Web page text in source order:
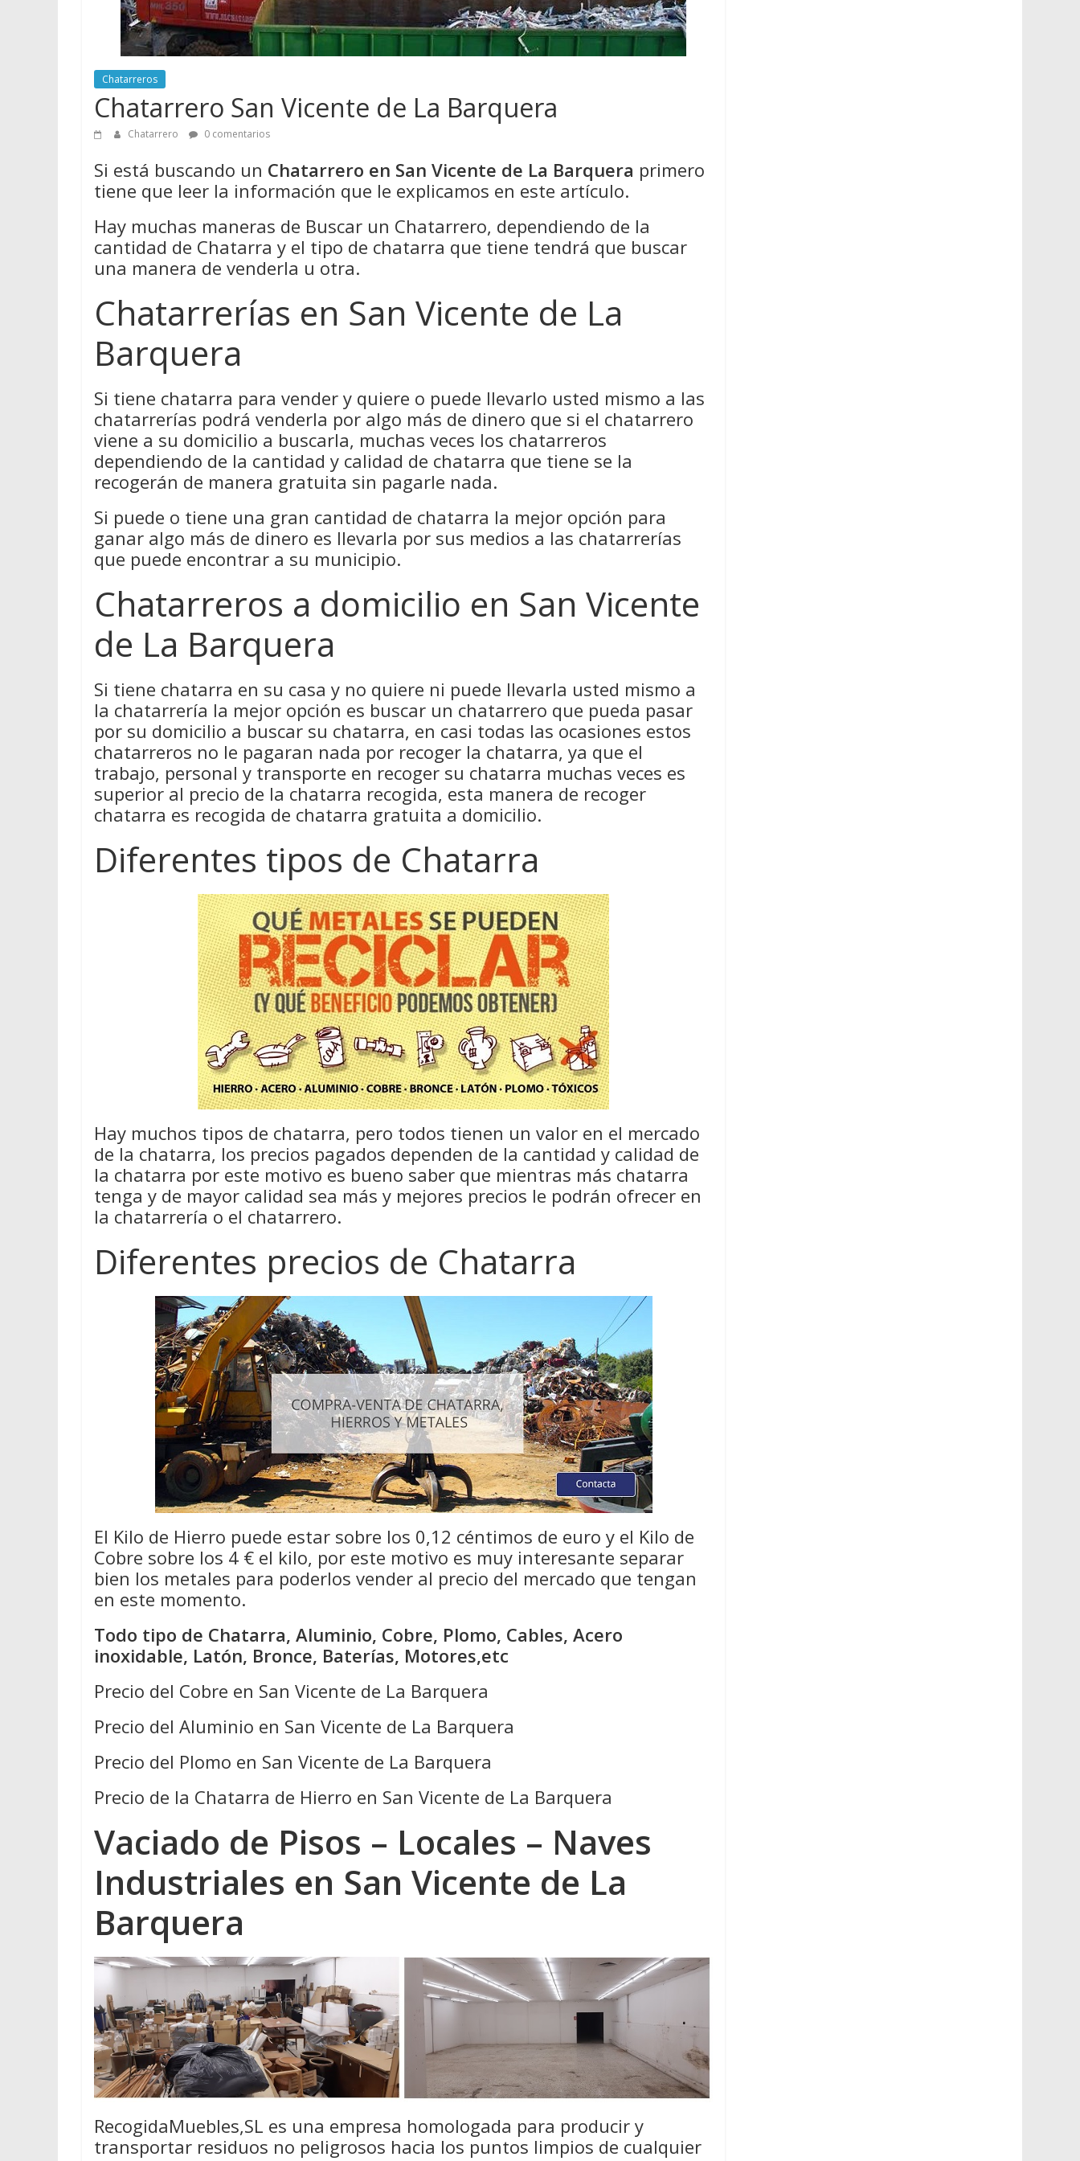
Chatarreros
Chatarrero San Vicente de La Barquera
Chatarrero 0 comentarios
Si está buscando un Chatarrero en San Vicente de La Barquera primero
tiene que leer la información que le explicamos en este artículo.
Hay muchas maneras de Buscar un Chatarrero, dependiendo de la
cantidad de Chatarra y el tipo de chatarra que tiene tendrá que buscar
una manera de venderla u otra.
Chatarrerías en San Vicente de La
Barquera
Si tiene chatarra para vender y quiere o puede llevarlo usted mismo a las
chatarrerías podrá venderla por algo más de dinero que si el chatarrero
viene a su domicilio a buscarla, muchas veces los chatarreros
dependiendo de la cantidad y calidad de chatarra que tiene se la
recogerán de manera gratuita sin pagarle nada.
Si puede o tiene una gran cantidad de chatarra la mejor opción para
ganar algo más de dinero es llevarla por sus medios a las chatarrerías
que puede encontrar a su municipio.
Chatarreros a domicilio en San Vicente
de La Barquera
Si tiene chatarra en su casa y no quiere ni puede llevarla usted mismo a
la chatarrería la mejor opción es buscar un chatarrero que pueda pasar
por su domicilio a buscar su chatarra, en casi todas las ocasiones estos
chatarreros no le pagaran nada por recoger la chatarra, ya que el
trabajo, personal y transporte en recoger su chatarra muchas veces es
superior al precio de la chatarra recogida, esta manera de recoger
chatarra es recogida de chatarra gratuita a domicilio.
Diferentes tipos de Chatarra
Hay muchos tipos de chatarra, pero todos tienen un valor en el mercado
de la chatarra, los precios pagados dependen de la cantidad y calidad de
la chatarra por este motivo es bueno saber que mientras más chatarra
tenga y de mayor calidad sea más y mejores precios le podrán ofrecer en
la chatarrería o el chatarrero.
Diferentes precios de Chatarra
El Kilo de Hierro puede estar sobre los 0,12 céntimos de euro y el Kilo de
Cobre sobre los 4 € el kilo, por este motivo es muy interesante separar
bien los metales para poderlos vender al precio del mercado que tengan
en este momento.
Todo tipo de Chatarra, Aluminio, Cobre, Plomo, Cables, Acero
inoxidable, Latón, Bronce, Baterías, Motores,etc
Precio del Cobre en San Vicente de La Barquera
Precio del Aluminio en San Vicente de La Barquera
Precio del Plomo en San Vicente de La Barquera
Precio de la Chatarra de Hierro en San Vicente de La Barquera
Vaciado de Pisos – Locales – Naves
Industriales en San Vicente de La
Barquera
RecogidaMuebles,SL es una empresa homologada para producir y
transportar residuos no peligrosos hacia los puntos limpios de cualquier